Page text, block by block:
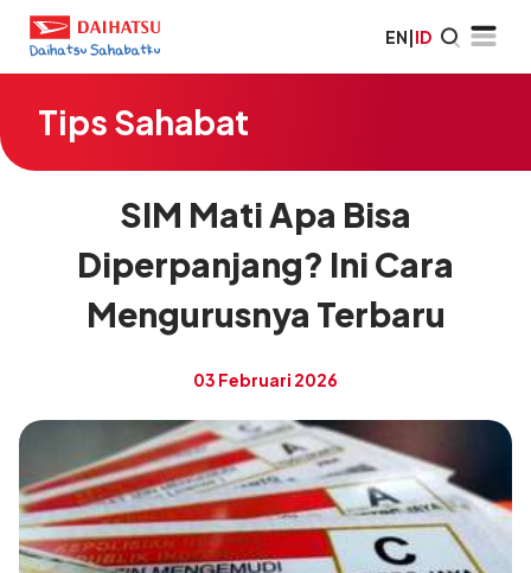
EN|ID
Tips Sahabat
SIM Mati Apa Bisa
Diperpanjang? Ini Cara
Mengurusnya Terbaru
03 Februari 2026